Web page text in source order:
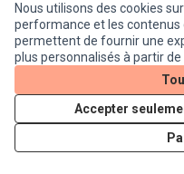
Nous utilisons des cookies
performance et les contenus
permettent de fournir une
plus personnalisés à partir
Accepter
Conditions d'utilisation
Paramètres des cookies
Je participe ! sur X
(Lien externe)
Je participe ! sur
Je participe ! sur
Site réalisé grâce aulogiciel